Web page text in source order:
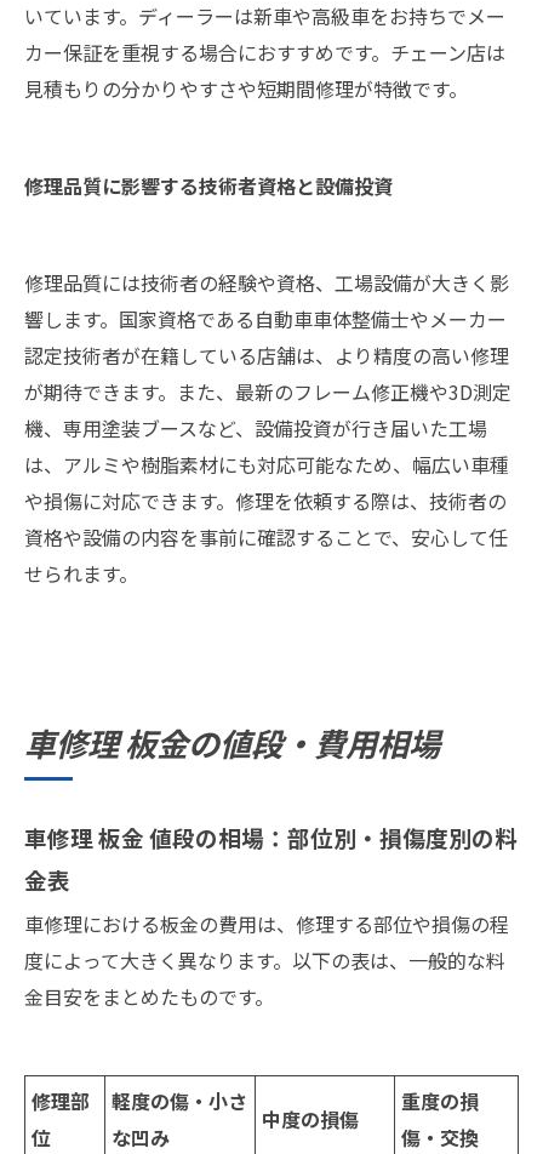
いています。ディーラーは新車や高級車をお持ちでメー
カー保証を重視する場合におすすめです。チェーン店は
見積もりの分かりやすさや短期間修理が特徴です。
修理品質に影響する技術者資格と設備投資
修理品質には技術者の経験や資格、工場設備が大きく影
響します。国家資格である自動車車体整備士やメーカー
認定技術者が在籍している店舗は、より精度の高い修理
が期待できます。また、最新のフレーム修正機や3D測定
機、専用塗装ブースなど、設備投資が行き届いた工場
は、アルミや樹脂素材にも対応可能なため、幅広い車種
や損傷に対応できます。修理を依頼する際は、技術者の
資格や設備の内容を事前に確認することで、安心して任
せられます。
車修理 板金の値段・費用相場
車修理 板金 値段の相場：部位別・損傷度別の料
金表
車修理における板金の費用は、修理する部位や損傷の程
度によって大きく異なります。以下の表は、一般的な料
金目安をまとめたものです。
修理部
位
軽度の傷・小さ
な凹み
中度の損傷
重度の損
傷・交換